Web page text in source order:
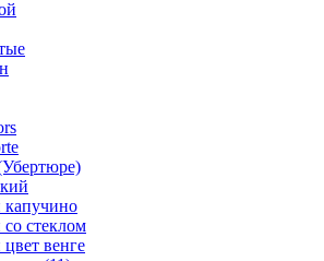
стеклом
венге